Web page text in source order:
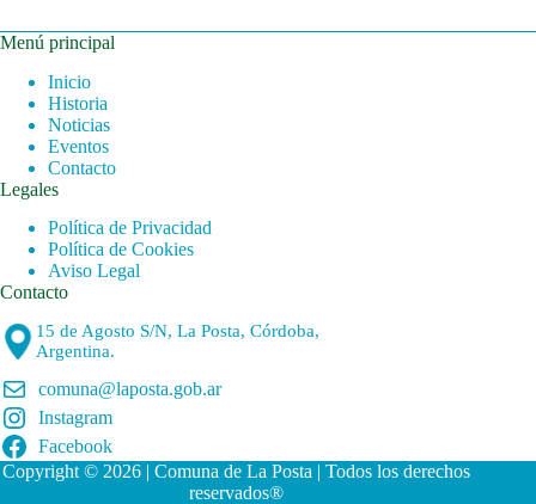
Menú principal
Inicio
Historia
Noticias
Eventos
Contacto
Legales
Política de Privacidad
Política de Cookies
Aviso Legal
Contacto
15 de Agosto S/N, La Posta, Córdoba,
Argentina.
comuna@laposta.gob.ar
Instagram
Facebook
Copyright © 2026 | Comuna de La Posta | Todos los derechos
reservados®